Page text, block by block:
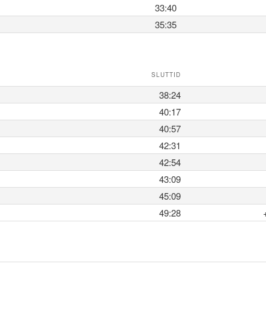
33:40
35:35
SLUTTID
38:24
40:17
40:57
42:31
42:54
43:09
45:09
49:28